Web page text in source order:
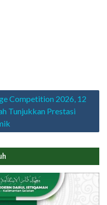
Competition 2026, 12
Tunjukkan Prestasi